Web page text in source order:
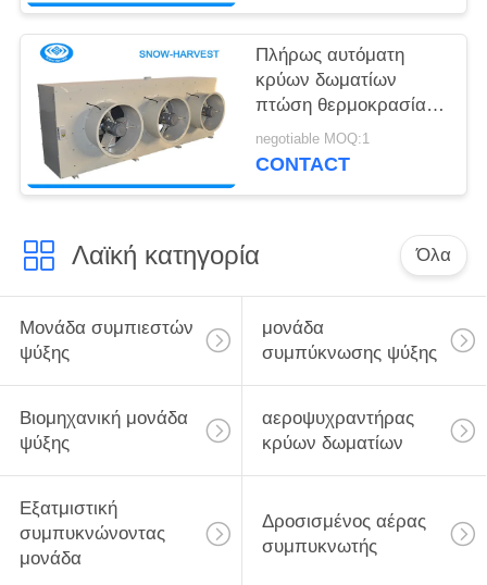
Πλήρως αυτόματη
κρύων δωματίων
πτώση θερμοκρασίας
αεροψυχραντήρων
χαμηλού θορύβου
negotiable MOQ:1
CONTACT
Λαϊκή κατηγορία Όλα
Μονάδα συμπιεστών
ψύξης
μονάδα
συμπύκνωσης ψύξης
Βιομηχανική μονάδα
ψύξης
αεροψυχραντήρας
κρύων δωματίων
Εξατμιστική
συμπυκνώνοντας
μονάδα
Δροσισμένος αέρας
συμπυκνωτής